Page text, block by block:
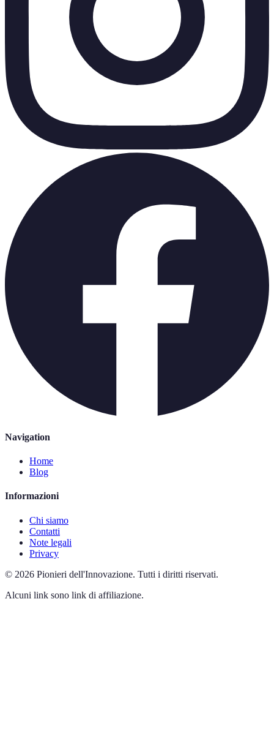
Navigation
Home
Blog
Informazioni
Chi siamo
Contatti
Note legali
Privacy
© 2026 Pionieri dell'Innovazione. Tutti i diritti riservati.
Alcuni link sono link di affiliazione.